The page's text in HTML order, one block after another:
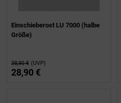
Einschieberost LU 7000 (halbe
Größe)
38,90 € (UVP)
28,90 €